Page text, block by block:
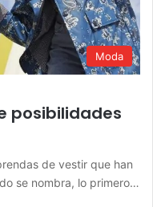
Moda
posibilidades
de vestir que han
se nombra, lo primero…